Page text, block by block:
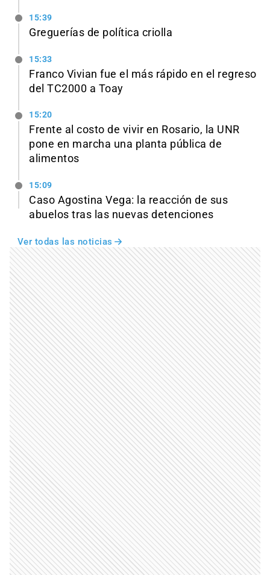
15:39
Greguerías de política criolla
15:33
Franco Vivian fue el más rápido en el regreso
del TC2000 a Toay
15:20
Frente al costo de vivir en Rosario, la UNR
pone en marcha una planta pública de
alimentos
15:09
Caso Agostina Vega: la reacción de sus
abuelos tras las nuevas detenciones
Ver todas las noticias